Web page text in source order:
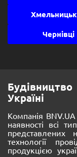
Чернівці
Україні
Компанія
наявності всі
представлених
технології
продукцією